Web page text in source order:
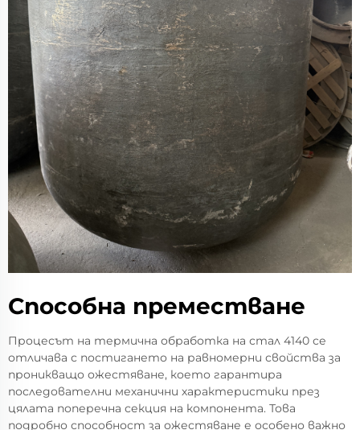
Способна преместване
Процесът на термична обработка на стал 4140 се
отличава с постигането на равномерни свойства за
проникващо ожестяване, което гарантира
последователни механични характеристики през
цялата поперечна секция на компонента. Това
подробно способност за ожестяване е особено важно